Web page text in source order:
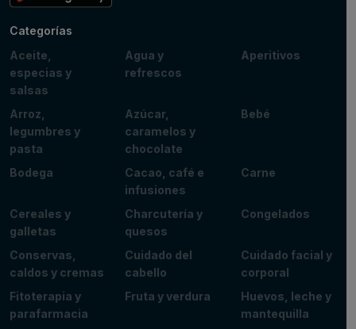
Categorías
Aceite,
especias y
salsas
Agua y
refrescos
Aperitivos
Arroz,
legumbres y
pasta
Azúcar,
caramelos y
chocolate
Bebé
Bodega
Cacao, café e
infusiones
Carne
Cereales y
galletas
Charcutería y
quesos
Congelados
Conservas,
caldos y cremas
Cuidado del
cabello
Cuidado facial y
corporal
Fitoterapia y
parafarmacia
Fruta y verdura
Huevos, leche y
mantequilla